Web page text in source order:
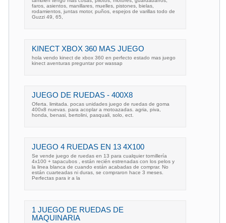
faros, asientos, manillares, muelles, pistones, bielas,
rodamientos, juntas motor, puños, espejos de varillas todo de
Guzzi 49, 65,
KINECT XBOX 360 MAS JUEGO
hola vendo kinect de xbox 360 en perfecto estado mas juego
kinect aventuras preguntar por wassap
JUEGO DE RUEDAS - 400X8
Oferta. limitada. pocas unidades juego de ruedas de goma
400x8 nuevas. para acoplar a motoazadas. agria, piva,
honda, benasi, bertolini, pasquali, solo, ect.
JUEGO 4 RUEDAS EN 13 4X100
Se vende juego de ruedas en 13 para cualquier tornillería
4x100 + tapacubos , están recién estrenadas con los pelos y
la linea blanca de cuando están acabadas de comprar. No
están cuarteadas ni duras, se compraron hace 3 meses.
Perfectas para ir a la
1 JUEGO DE RUEDAS DE
MAQUINARIA